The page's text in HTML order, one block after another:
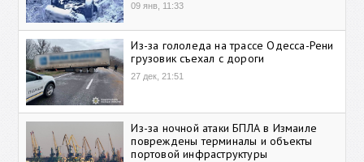
09 янв, 11:33
Из-за гололеда на трассе Одесса-Рени
грузовик съехал с дороги
27 дек, 21:51
Из-за ночной атаки БПЛА в Измаиле
повреждены терминалы и объекты
портовой инфраструктуры